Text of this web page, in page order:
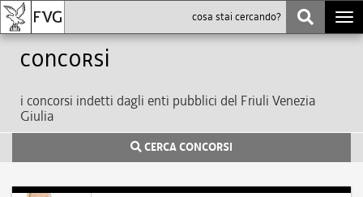
Concorsi
i concorsi indetti dagli enti pubblici del Friuli Venezia
Giulia
CERCA CONCORSI